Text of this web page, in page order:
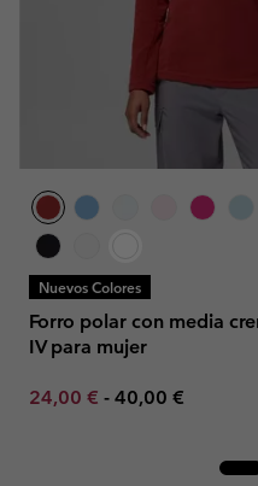
Nuevos Colores
Forro polar con media
IV para mujer
Minimum sale price:
24,00 € - Maximum price:
40,00 €